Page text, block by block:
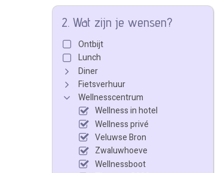
2. Wat zijn je wensen?
Ontbijt
Lunch
Diner
Fietsverhuur
Wellnesscentrum
Wellness in hotel
Wellness privé
Veluwse Bron
Zwaluwhoeve
Wellnessboot